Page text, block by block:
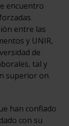
encuentro
entre las
y UNIR,
de
tal y
superior on
han confiado
con su